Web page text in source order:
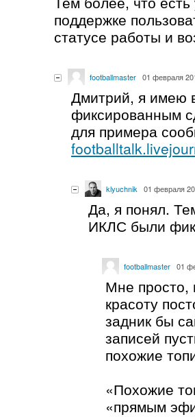
поддержке
статусе работы и
footballmaster 01 февраля
Дмитрий, я имею
фиксированным
для примера
klyuchnik 01 февраля
Да, я понял.
ИКЛС были
footballmaster 01
Мне просто,
красоту
задник бы
записей
похожие
«Похожие
«прямым